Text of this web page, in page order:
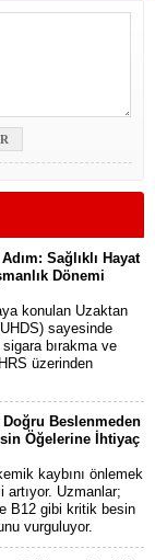
Sağlıklı Hayat
Dönemi
konulan Uzaktan
sayesinde
bırakma ve
üzerinden
Doğru Beslenmeden
Öğelerine İhtiyaç
kaybını önlemek
artıyor. Uzmanlar;
B12 gibi kritik besin
vurguluyor.